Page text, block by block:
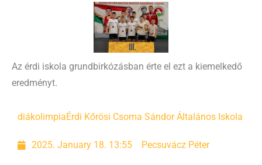
Az érdi iskola grundbirkózásban érte el ezt a kiemelkedő
eredményt.
diákolimpiaÉrdi Kőrösi Csoma Sándor Általános Iskola
2025. January 18. 13:55 Pecsuvácz Péter